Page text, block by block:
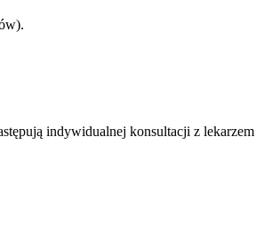
indywidualnej konsultacji z lekarzem